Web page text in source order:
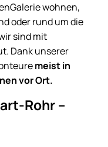
wohnen,
oder rund um die
sind mit
Dank unserer
meist in
vor Ort.
Rohr –